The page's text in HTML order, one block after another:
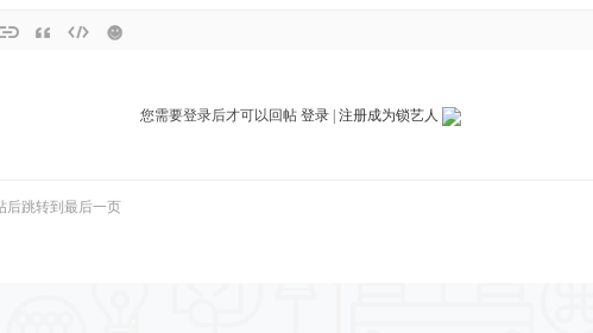
您需要登录后才可以回帖 登录| 注册成为锁艺人
后跳转到最后一页